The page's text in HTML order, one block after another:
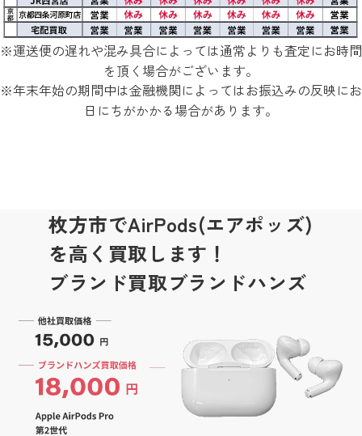
※運送便の遅れや混み具合によっては通常よりも査定にお時間
を頂く場合がございます。
※年末年始の期間中は金融機関によってはお振込みの反映にお
日にちがかかる場合があります。
枚方市でAirPods(エアポッズ)
を高く買取します！
ブランド買取ブランドハンズ